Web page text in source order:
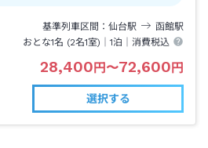
基準列車区間 仙台駅 函館駅
おとな1名 (2名1室)｜1泊 ｜消費税込
28,400円〜72,600円
選択する